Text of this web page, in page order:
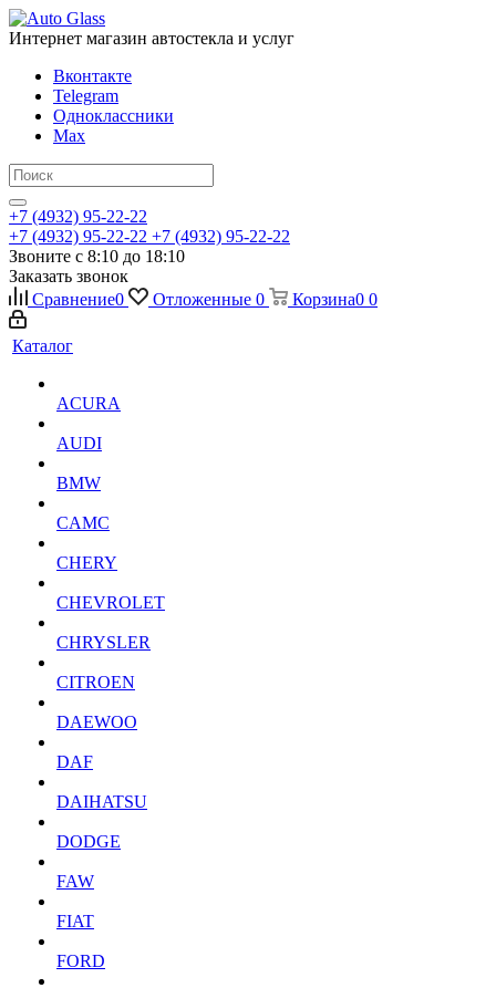
Интернет магазин автостекла и услуг
Вконтакте
Telegram
Одноклассники
Max
+7 (4932) 95-22-22
+7 (4932) 95-22-22 +7 (4932) 95-22-22
Звоните с 8:10 до 18:10
Заказать звонок
Сравнение0 Отложенные 0 Корзина0 0
Каталог
ACURA
AUDI
BMW
CAMC
CHERY
CHEVROLET
CHRYSLER
CITROEN
DAEWOO
DAF
DAIHATSU
DODGE
FAW
FIAT
FORD